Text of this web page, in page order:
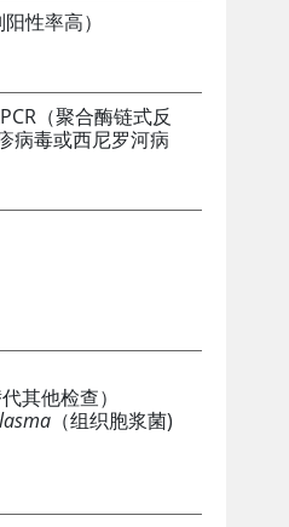
性率高）
（聚合酶链式反
病毒或西尼罗河病
其他检查）
（组织胞浆菌)